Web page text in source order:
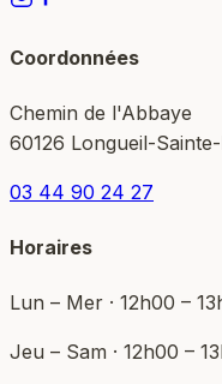
Coordonnées
Chemin de l'Abbaye
60126 Longueil-
03 44 90 24 27
Horaires
Lun – Mer · 12h00 –
Jeu – Sam · 12h00 –